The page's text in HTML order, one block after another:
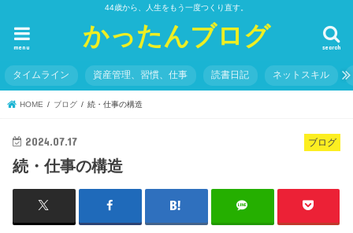
44歳から、人生をもう一度つくり直す。
かったんブログ search
menu
タイムライン 資産管理、習慣、仕事 読書日記 ネットスキル
HOME ブログ 続・仕事の構造
ブログ
2024.07.17
続・仕事の構造